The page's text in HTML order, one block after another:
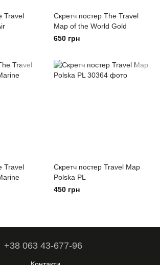
Travel
Скретч постер The Travel
Map of the World Gold
650 грн
Travel
Скретч постер Travel Map
Polska PL
450 грн
+38 063 43-677-96